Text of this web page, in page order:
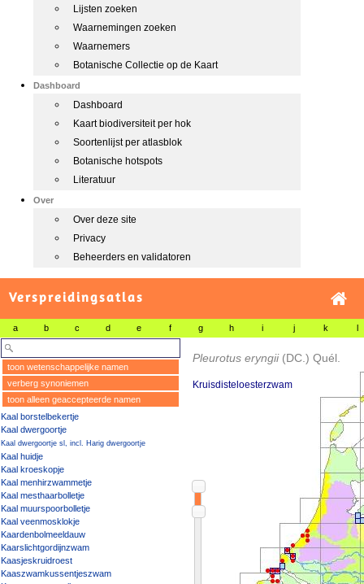
Lijsten zoeken
Waarnemingen zoeken
Waarnemers
Botanische Collectie op de Kaart
Dashboard
Dashboard
Kaart biodiversiteit per hok
Soortenlijst per atlasblok
Botanische hotspots
Literatuur
Over
Over deze site
Privacy
Beheerders en validatoren
Verspreidingsatlas
a b c d e f g h i j k l
toon wetenschappelijke namen
verberg synoniemen
toon alleen geaccepteerde namen
Kaal borstelbekertje
Kaal dwergoortje
Kaal dwergoortje sl, incl. Harig dwergoortje
Kaal huidje
Kaal kroeskopje
Kaal menhirzwammetje
Kaal mesthaarbolletje
Kaal muurspoorbolletje
Kaal veenmosklokje
Kaardenbolmeeldauw
Kaarslichtgordijnzwam
Kaasjeskruidroest
Kaaszwamkussentjeszwam
Pleurotus eryngii (DC.) Quél.
Kruisdisteloesterzwam